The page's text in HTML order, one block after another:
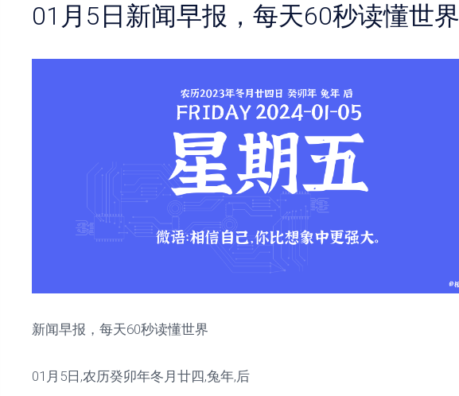
01月5日新闻早报，每天60秒读懂世界
新闻早报，每天60秒读懂世界
01月5日,农历癸卯年冬月廿四,兔年,后